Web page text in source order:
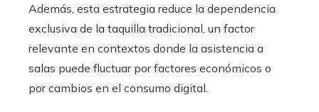
Además, esta estrategia reduce la dependencia
exclusiva de la taquilla tradicional, un factor
relevante en contextos donde la asistencia a
salas puede fluctuar por factores económicos o
por cambios en el consumo digital.